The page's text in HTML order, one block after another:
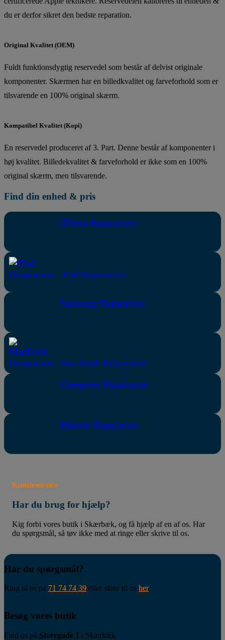
du er derfor sikret den bedste reparation.
Original Kvalitet (OEM)
Fuldt funktionsdygtig reservedel som består af delvist originale
komponenter. Skærmen har en billedkvalitet og farveforhold som er
tilsvarende en 100% original skærm.
Kompatibel Kvalitet (Kopi)
En reservedel produceret af 3. Part. Denne består af komponenter i
høj kvalitet. Billedekvalitet & farveforhold er ikke som en 100%
original skærm, men tilsvarende.
Find din enhed & pris
iPhone Reparation
iPad Reparation
Samsung Reparation
MacBook Reparation
Computer Reparation
Huawei Reparation
Kundeservice
Har du brug for hjælp?
Kig forbi vores butik i Skærbæk, og få hjælp af en af os. Har
du spørgsmål, så tøv ikke med at ringe eller skrive til os.
Har du spørgsmål?
Ring til os på 71 74 74 39 eller skriv til os her
Besøg vores butik
Find os på Storegade 1 i Skærbæk